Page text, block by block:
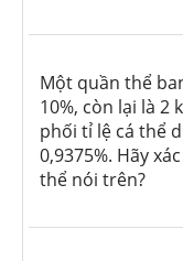
Một quần thể
10%, còn lại là 2
phối tỉ lệ cá thể
0,9375%. Hãy
thể nói trên?